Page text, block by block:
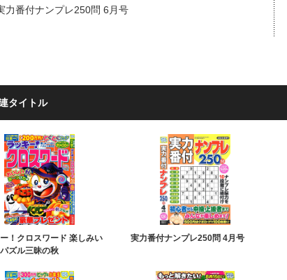
力番付ナンプレ250問 6月号
タイトル
！クロスワード 楽しみい
ズル三昧の秋
実力番付ナンプレ250問 4月号